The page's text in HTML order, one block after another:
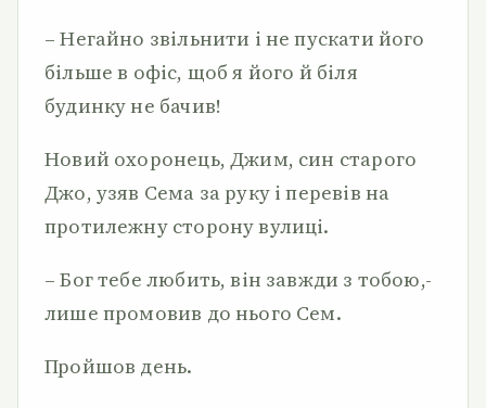
– Негайно звільнити і не пускати його
більше в офіс, щоб я його й біля
будинку не бачив!
Новий охоронець, Джим, син старого
Джо, узяв Сема за руку і перевів на
протилежну сторону вулиці.
– Бог тебе любить, він завжди з тобою,-
лише промовив до нього Сем.
Пройшов день.